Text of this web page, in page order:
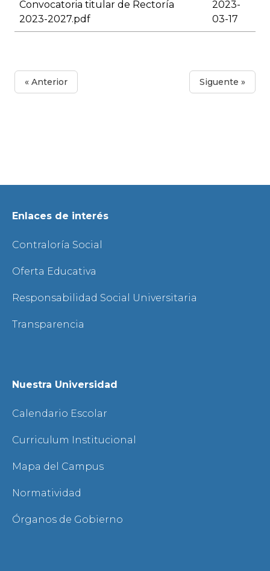
Convocatoria titular de Rectoría
2023-2027.pdf
2023-
03-17
« Anterior Siguente »
Enlaces de interés
Contraloría Social
Oferta Educativa
Responsabilidad Social Universitaria
Transparencia
Nuestra Universidad
Calendario Escolar
Curriculum Institucional
Mapa del Campus
Normatividad
Órganos de Gobierno